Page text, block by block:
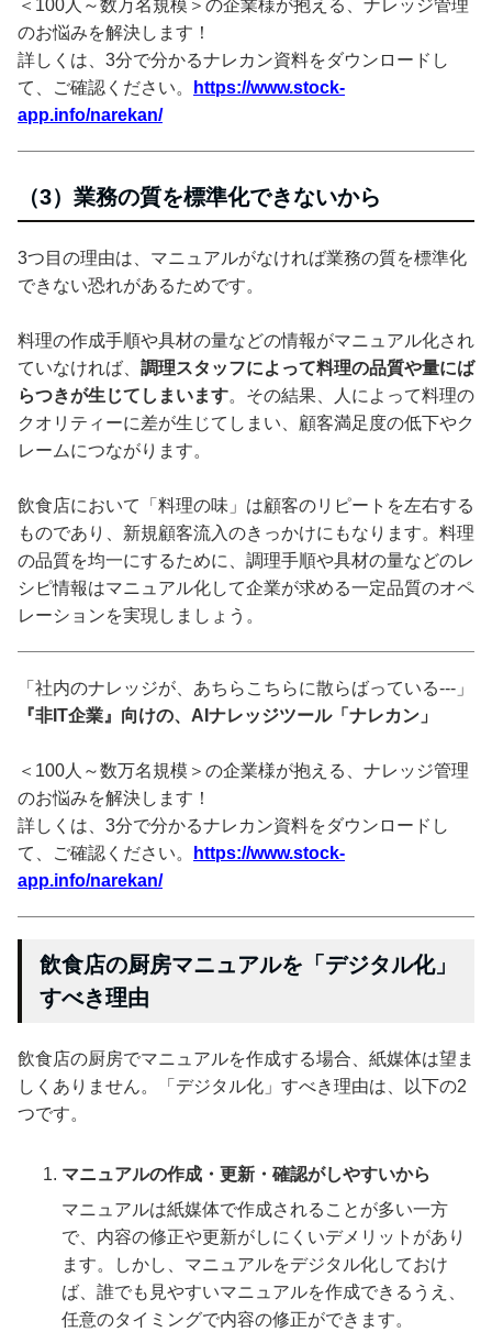
＜100人～数万名規模＞の企業様が抱える、ナレッジ管理
のお悩みを解決します！
詳しくは、3分で分かるナレカン資料をダウンロードし
て、ご確認ください。
https://www.stock-
app.info/narekan/
（3）業務の質を標準化できないから
3つ目の理由は、マニュアルがなければ業務の質を標準化
できない恐れがあるためです。
料理の作成手順や具材の量などの情報がマニュアル化され
ていなければ、 調理スタッフによって料理の品質や量にば
らつきが生じてしまいます。その結果、人によって料理の
クオリティーに差が生じてしまい、顧客満足度の低下やク
レームにつながります。
飲食店において「料理の味」は顧客のリピートを左右する
ものであり、新規顧客流入のきっかけにもなります。料理
の品質を均一にするために、調理手順や具材の量などのレ
シピ情報はマニュアル化して企業が求める一定品質のオペ
レーションを実現しましょう。
「社内のナレッジが、あちらこちらに散らばっている---」
『非IT企業』向けの、AIナレッジツール「ナレカン」
＜100人～数万名規模＞の企業様が抱える、ナレッジ管理
のお悩みを解決します！
詳しくは、3分で分かるナレカン資料をダウンロードし
て、ご確認ください。
https://www.stock-
app.info/narekan/
飲食店の厨房マニュアルを「デジタル化」
すべき理由
飲食店の厨房でマニュアルを作成する場合、紙媒体は望ま
しくありません。「デジタル化」すべき理由は、以下の2
つです。
マニュアルの作成・更新・確認がしやすいから
マニュアルは紙媒体で作成されることが多い一方
で、内容の修正や更新がしにくいデメリットがあり
ます。しかし、マニュアルをデジタル化しておけ
ば、誰でも見やすいマニュアルを作成できるうえ、
任意のタイミングで内容の修正ができます。